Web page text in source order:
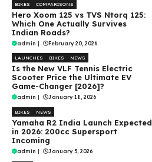
BIKES COMPARISONS
Hero Xoom 125 vs TVS Ntorq 125:
Which One Actually Survives
Indian Roads?
admin | February 20, 2026
LAUNCHES BIKES NEWS
Is the New VLF Tennis Electric
Scooter Price the Ultimate EV
Game-Changer [2026]?
admin January 18, 2026
BIKES NEWS
Yamaha R2 India Launch Expected
in 2026: 200cc Supersport
Incoming
admin | January 5, 2026